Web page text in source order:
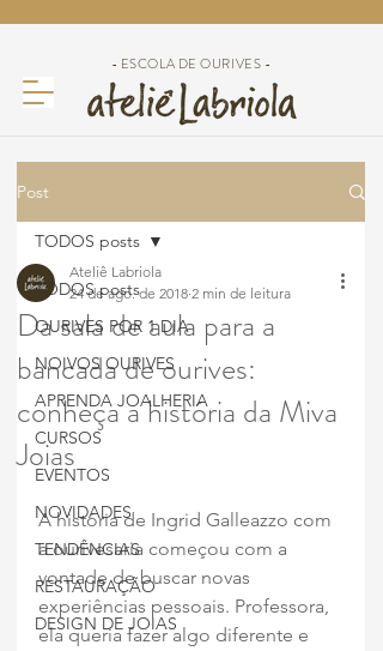
- ESCOLA DE OURIVES -
Post
TODOS posts
OURIVES POR 1 DIA
NOIVOS OURIVES
APRENDA JOALHERIA
CURSOS
EVENTOS
NOVIDADES
TENDÊNCIAS
RESTAURAÇÃO
DESIGN DE JOIAS
TODOS posts
Da sala de aula para a
bancada de ourives:
conheça a história da Miva
Joias
Ateliê Labriola
24 de ago. de 2018 2 min de leitura
A história de Ingrid Galleazzo com
a ourivesaria começou com a
vontade de buscar novas
experiências pessoais. Professora,
ela queria fazer algo diferente e